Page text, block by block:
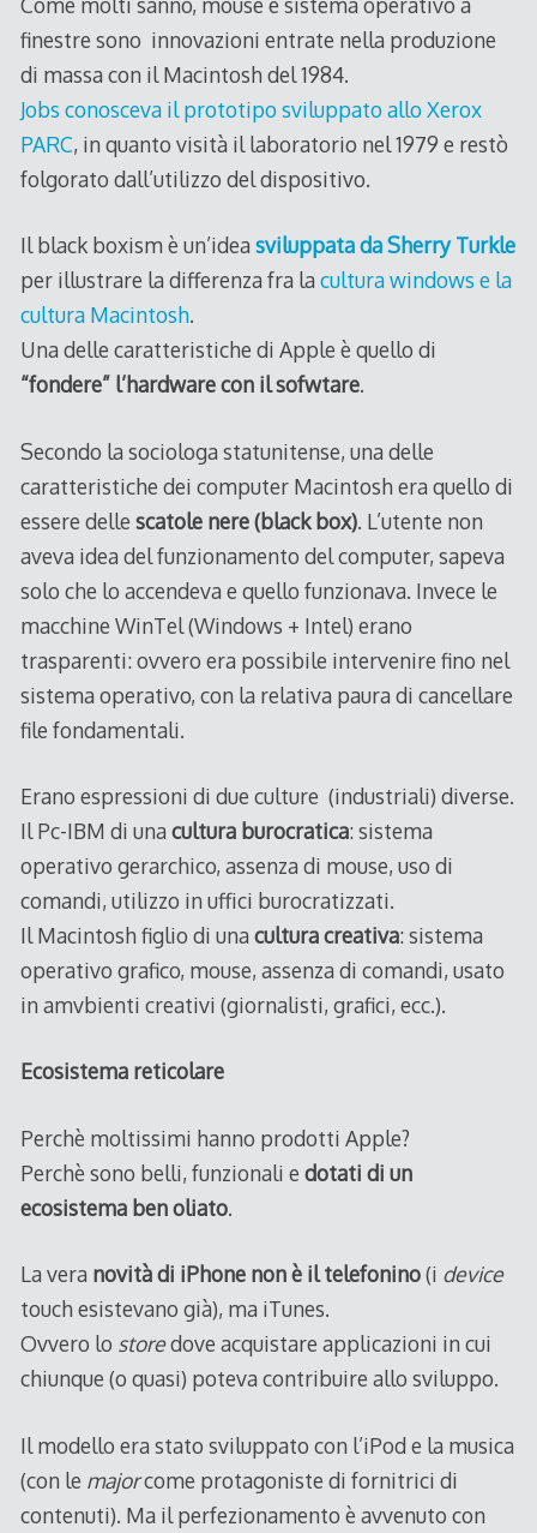
finestre sono innovazioni entrate nella produzione
di massa con il Macintosh del 1984.
Jobs conosceva il prototipo sviluppato allo Xerox
PARC, in quanto visità il laboratorio nel 1979 e restò
folgorato dall’utilizzo del dispositivo.
Il black boxism è un’ideasviluppata da Sherry Turkle
per illustrare la differenza fra lacultura windows e la
cultura Macintosh.
Una delle caratteristiche di Apple è quello di
“fondere” l’hardware con il sofwtare.
Secondo la sociologa statunitense, una delle
caratteristiche dei computer Macintosh era quello di
essere delle scatole nere (black box). L’utente non
aveva idea del funzionamento del computer, sapeva
solo che lo accendeva e quello funzionava. Invece le
macchine WinTel (Windows + Intel) erano
trasparenti: ovvero era possibile intervenire fino nel
sistema operativo, con la relativa paura di cancellare
file fondamentali.
Erano espressioni di due culture (industriali) diverse.
Il Pc-IBM di unacultura burocratica: sistema
operativo gerarchico, assenza di mouse, uso di
comandi, utilizzo in uffici burocratizzati.
Il Macintosh figlio di unacultura creativa: sistema
operativo grafico, mouse, assenza di comandi, usato
in amvbienti creativi (giornalisti, grafici, ecc.).
Ecosistema reticolare
Perchè moltissimi hanno prodotti Apple?
Perchè sono belli, funzionali e dotati di un
ecosistema ben oliato.
La vera novità di iPhone non è il telefonino(i device
touch esistevano già), ma iTunes.
Ovvero lo storedove acquistare applicazioni in cui
chiunque (o quasi) poteva contribuire allo sviluppo.
Il modello era stato sviluppato con l’iPod e la musica
(con le majorcome protagoniste di fornitrici di
contenuti). Ma il perfezionamento è avvenuto con